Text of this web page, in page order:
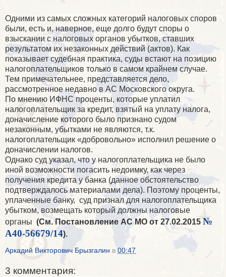
Одними из самых сложных категорий налоговых споров
были, есть и, наверное, еще долго будут споры о
взыскании с налоговых органов убытков, ставших
результатом их незаконных действий (актов). Как
показывает судебная практика, суды встают на позицию
налогоплательщиков только в самом крайнем случае.
Тем примечательнее, представляется дело,
рассмотренное недавно в АС Московского округа.
По мнению ИФНС проценты, которые уплатил
налогоплательщик за кредит, взятый на уплату налога,
доначисление которого было признано судом
незаконным, убытками не являются, т.к.
налогоплательщик «добровольно» исполнил решение о
доначислении налогов.
Однако суд указал, что у налогоплательщика не было
иной возможности погасить недоимку, как через
получения кредита у банка (данное обстоятельство
подтверждалось материалами дела). Поэтому проценты,
уплаченные банку, суд признал для налогоплательщика
убытком, возмещать который должны налоговые
органы (См. Постановление АС МО от 27.02.2015 №
А40-56679/14).
Аркадий Викторович Брызгалин в00:47
3 комментария: